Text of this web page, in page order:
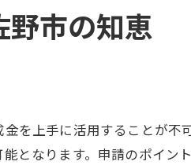
壁塗装の費用節約術
申請条件と注意点を解説
りない時の対策アイデア
壁塗装費用の関係性
市の知恵
を上手に活用することが不
となります。申請のポイン